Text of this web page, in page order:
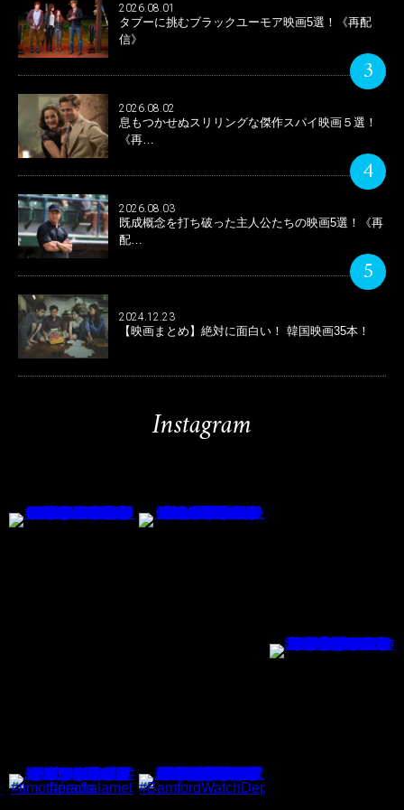
2026.08.01
タブーに挑むブラックユーモア映画5選！《再配
信》
3
2026.08.02
息もつかせぬスリリングな傑作スパイ映画５選！
《再…
4
2026.08.03
既成概念を打ち破った主人公たちの映画5選！《再
配…
5
2024.12.23
【映画まとめ】絶対に面白い！ 韓国映画35本！
Instagram